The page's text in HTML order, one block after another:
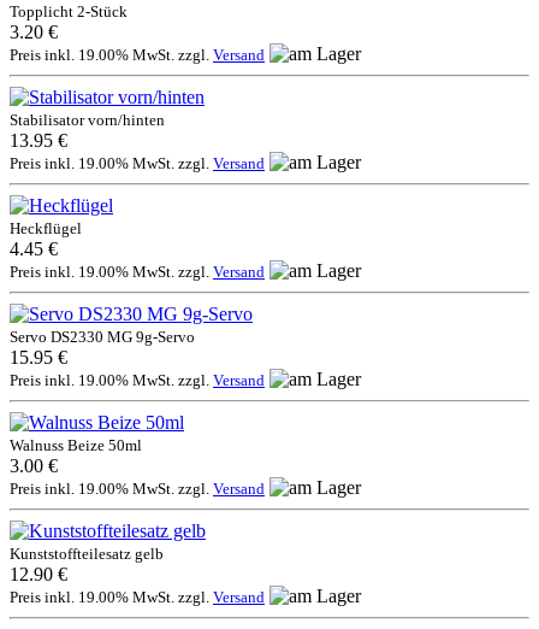
Topplicht 2-Stück
3.20 €
Preis inkl. 19.00% MwSt. zzgl. Versand
Stabilisator vorn/hinten
13.95 €
Preis inkl. 19.00% MwSt. zzgl. Versand
Heckflügel
4.45 €
Preis inkl. 19.00% MwSt. zzgl. Versand
Servo DS2330 MG 9g-Servo
15.95 €
Preis inkl. 19.00% MwSt. zzgl. Versand
Walnuss Beize 50ml
3.00 €
Preis inkl. 19.00% MwSt. zzgl. Versand
Kunststoffteilesatz gelb
12.90 €
Preis inkl. 19.00% MwSt. zzgl. Versand